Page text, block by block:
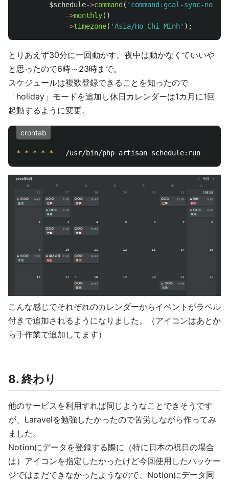
$schedule->command ( 'command:gcal-sync-
->monthly()
->timezone( 'Asia/Ho_Chi_Minh' );
とりあえず30分に一回動かす。夜中は動かなくていいや
と思ったので6時～23時まで。
スケジュールは複数登録できることを知ったので
「holiday」モードを追加し休日カレンダーは1カ月に1回
起動するように変更。
crontab
* * * * *
こんな感じでそれぞれのカレンダーからイベントがラベル
付きで追加されるようになりました。（アイコンはあとか
ら手作業で追加してます）
8. 終わり
他のサービスを利用すれば同じようなことできそうです
が、Laravelを勉強したかったので苦労しながら作ってみ
ました。
Notionにデータを登録する際に（特に日本の祝日の場合
は）アイコンを指定したかったけど今回使用したパッケー
ジではまだできなかったようなので、Notionにデータ同